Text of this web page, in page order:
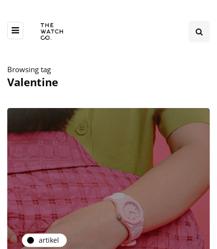
Browsing tag
Valentine
artikel